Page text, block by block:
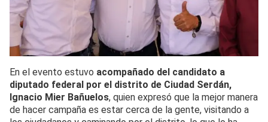
En el evento estuvo acompañado del candidato a
diputado federal por el distrito de Ciudad Serdán,
Ignacio Mier Bañuelos, quien expresó que la mejor manera
de hacer campaña es estar cerca de la gente, visitando a